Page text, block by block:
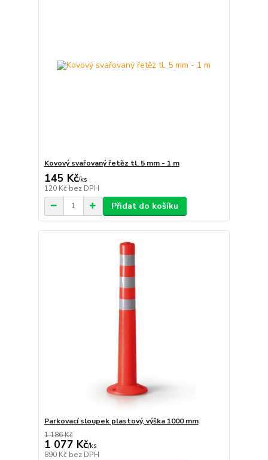
Kovový svařovaný řetěz tl. 5 mm - 1 m
145 Kč/ks
120 Kč bez DPH
Přidat do košíku
Parkovací sloupek plastový, výška 1000 mm
1 186 Kč
1 077 Kč/ks
890 Kč bez DPH